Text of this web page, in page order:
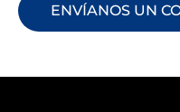
ENVÍANOS UN